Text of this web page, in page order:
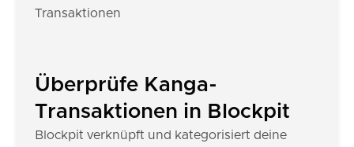
Transaktionen
Überprüfe Kanga-
Transaktionen in Blockpit
Blockpit verknüpft und kategorisiert deine